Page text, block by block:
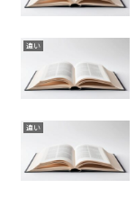
違い
違い